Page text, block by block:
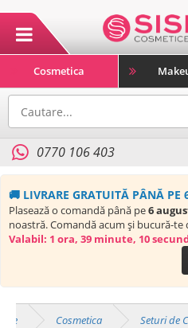
Cosmetica
0770 106 403
🚚 LIVRARE GRATUITĂ PÂNĂ PE
Plasează o comandă până pe6
noastră. Comandă acum și bucură-te
Valabil: 1 ora, 39 minute, 9
Cosmetica Seturi de